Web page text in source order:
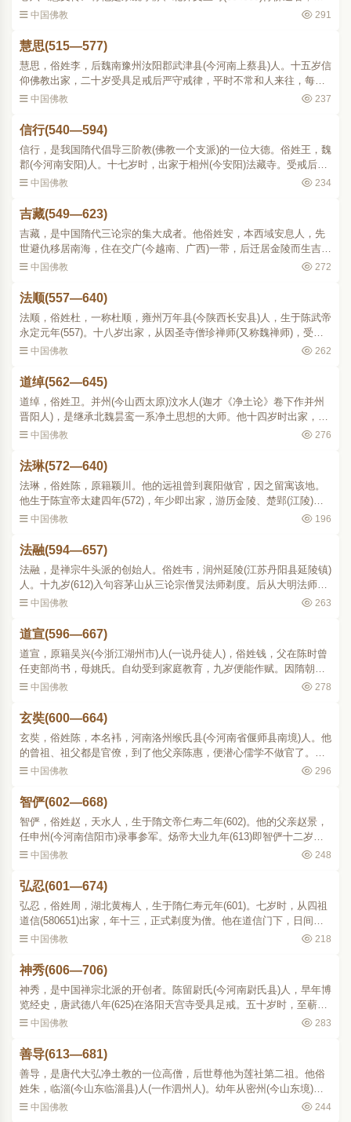
一说他是北齐时(550577)专业大乘的人。根据慧思自述的《立誓愿
中国佛教 291
慧思(515—577)
慧思，俗姓李，后魏南豫州汝阳郡武津县(今河南上蔡县)人。十五岁信
仰佛教出家，二十岁受具足戒后严守戒律，平时不常和人来往，每天
读诵《法华》等经，数年之间便满千遍。又因阅读《妙胜定经》，开
中国佛教 237
信行(540—594)
信行，是我国隋代倡导三阶教(佛教一个支派)的一位大德。俗姓王，魏
郡(今河南安阳)人。十七岁时，出家于相州(今安阳)法藏寺。受戒后，
博涉经论，重视行持。认为佛教须应时宜，实行济度，不应空讲理
中国佛教 234
吉藏(549—623)
吉藏，是中国隋代三论宗的集大成者。他俗姓安，本西域安息人，先
世避仇移居南海，住在交广(今越南、广西)一带，后迁居金陵而生吉
藏。幼年时，父亲带他去见真谛，真谛为他取名吉藏。吉藏的上辈本
中国佛教 272
法顺(557—640)
法顺，俗姓杜，一称杜顺，雍州万年县(今陕西长安县)人，生于陈武帝
永定元年(557)。十八岁出家，从因圣寺僧珍禅师(又称魏禅师)，受持
定业。后来在庆州、清河、骊山、三原、武功等地说教，所说直显正
中国佛教 262
道绰(562—645)
道绰，俗姓卫。并州(今山西太原)汶水人(迦才《净土论》卷下作并州
晋阳人)，是继承北魏昙鸾一系净土思想的大师。他十四岁时出家，对
《大涅槃经》特别有所研究，曾开讲二十四遍。后于太原蒙山开化寺
中国佛教 276
法琳(572—640)
法琳，俗姓陈，原籍颖川。他的远祖曾到襄阳做官，因之留寓该地。
他生于陈宣帝太建四年(572)，年少即出家，游历金陵、楚郢(江陵)各
地，遍学内外典籍。隋开皇十四年(594)，二十三岁，夏五月，隐居青
中国佛教 196
法融(594—657)
法融，是禅宗牛头派的创始人。俗姓韦，润州延陵(江苏丹阳县延陵镇)
人。十九岁(612)入句容茅山从三论宗僧炅法师剃度。后从大明法师钻
研三论和《华严》、《大品》、《大集》、《维摩》和《法华》等经
中国佛教 263
道宣(596—667)
道宣，原籍吴兴(今浙江湖州市)人(一说丹徒人)，俗姓钱，父在陈时曾
任吏部尚书，母姚氏。自幼受到家庭教育，九岁便能作赋。因隋朝大
兴佛教，他十岁时，便舍家从长安日严寺慧頵受业，第二年就在日严
中国佛教 278
玄奘(600—664)
玄奘，俗姓陈，本名袆，河南洛州缑氏县(今河南省偃师县南境)人。他
的曾祖、祖父都是官僚，到了他父亲陈惠，便潜心儒学不做官了。玄
奘生于隋文帝开皇二十年(即公元600年。关于玄奘的生平，现存的
中国佛教 296
智俨(602—668)
智俨，俗姓赵，天水人，生于隋文帝仁寿二年(602)。他的父亲赵景，
任申州(今河南信阳市)录事参军。炀帝大业九年(613)即智俨十二岁
时，法顺到他家里，请求把智俨给他作弟子，赵景夫妇欣然应允，法
中国佛教 248
弘忍(601—674)
弘忍，俗姓周，湖北黄梅人，生于隋仁寿元年(601)。七岁时，从四祖
道信(580651)出家，年十三，正式剃度为僧。他在道信门下，日间从
事劳动，夜间静坐习禅。道信常以禅宗顿渐宗旨考验他，他触事解
中国佛教 218
神秀(606—706)
神秀，是中国禅宗北派的开创者。陈留尉氏(今河南尉氏县)人，早年博
览经史，唐武德八年(625)在洛阳天宫寺受具足戒。五十岁时，至蕲州
黄梅县双峰东山寺(在湖北黄梅县东北三十里)参谒弘忍(602674)，从事
中国佛教 283
善导(613—681)
善导，是唐代大弘净土教的一位高僧，后世尊他为莲社第二祖。他俗
姓朱，临淄(今山东临淄县)人(一作泗州人)。幼年从密州(今山东境)明
胜出家，常诵《法华》、《维摩》诸经；偶入经藏取读《观无量寿
中国佛教 244